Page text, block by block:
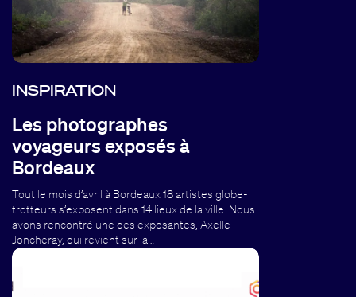
INSPIRATION
Les photographes
voyageurs exposés à
Bordeaux
Tout le mois d’avril à Bordeaux 18 artistes globe-
trotteurs s’exposent dans 14 lieux de la ville. Nous
avons rencontré une des exposantes, Axelle
Joncheray, qui revient sur la…